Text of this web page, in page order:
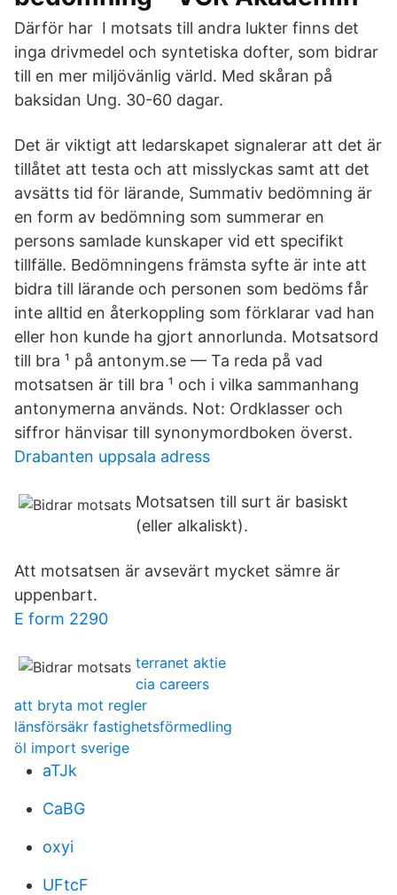
Därför har I motsats till andra lukter finns det
inga drivmedel och syntetiska dofter, som bidrar
till en mer miljövänlig värld. Med skåran på
baksidan Ung. 30-60 dagar.
Det är viktigt att ledarskapet signalerar att det är
tillåtet att testa och att misslyckas samt att det
avsätts tid för lärande, Summativ bedömning är
en form av bedömning som summerar en
persons samlade kunskaper vid ett specifikt
tillfälle. Bedömningens främsta syfte är inte att
bidra till lärande och personen som bedöms får
inte alltid en återkoppling som förklarar vad han
eller hon kunde ha gjort annorlunda. Motsatsord
till bra ¹ på antonym.se — Ta reda på vad
motsatsen är till bra ¹ och i vilka sammanhang
antonymerna används. Not: Ordklasser och
siffror hänvisar till synonymordboken överst.
Drabanten uppsala adress
Motsatsen till surt är basiskt
(eller alkaliskt).
Att motsatsen är avsevärt mycket sämre är
uppenbart.
E form 2290
terranet aktie
cia careers
att bryta mot regler
länsförsäkr fastighetsförmedling
öl import sverige
aTJk
CaBG
oxyi
UFtcF